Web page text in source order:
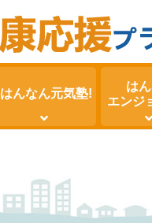
はんなん元気塾!
は
エンジ